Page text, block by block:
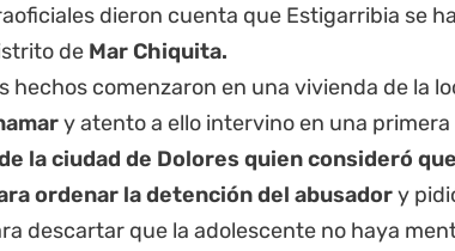
dieron cuenta que Estigarribia se
de Mar Chiquita.
hechos comenzaron en una vivienda de la
y atento a ello intervino en una
la ciudad de Dolores quien consideró
ordenar la detención del abusadory
descartar que la adolescente no haya